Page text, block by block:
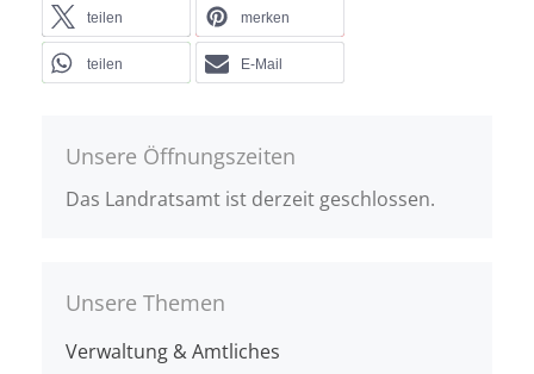
teilen merken
teilen E-Mail
Unsere Öffnungszeiten
Das Landratsamt ist derzeit geschlossen.
Unsere Themen
Verwaltung & Amtliches